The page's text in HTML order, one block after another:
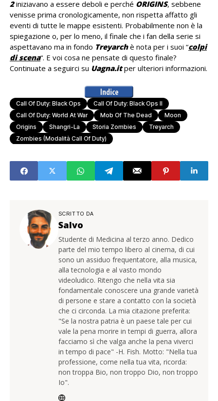
2iniziavano a essere deboli e perché ORIGINS, sebbene
venisse prima cronologicamente, non rispetta affatto gli
eventi di tutte le mappe esistenti. Probabilmente non è la
spiegazione o, per lo meno, il finale che i fan della serie si
aspettavano ma in fondo Treyarchè nota per i suoi “colpi
di scena“. E voi cosa ne pensate di questo finale?
Continuate a seguirci su Uagna.itper ulteriori informazioni.
Call Of Duty: Black Ops
Call Of Duty: Black Ops II
Call Of Duty: World At War
Mob Of The Dead
Moon
Origins
Shangri-La Storia Zombies
Treyarch
Zombies (Modalità Call Of Duty)
SCRITTO DA
Salvo
Studente di Medicina al terzo anno. Dedico
parte del mio tempo libero al cinema, di cui
sono un assiduo frequentatore, alla musica,
alla tecnologia e al vasto mondo
videoludico. Ritengo che nella vita sia
fondamentale conoscere una grande varietà
di persone e stare a contatto con la società
che ci circonda. La mia citazione preferita:
"Se la nostra patria è un paese tale per cui
vale la pena morire in tempi di guerra, allora
facciamo sì che valga anche la pena viverci
in tempo di pace" -H. Fish. Motto: "Nella tua
professione, come nella tua vita, ricorda:
non troppa Bio, non troppo Dio, non troppo
Io".